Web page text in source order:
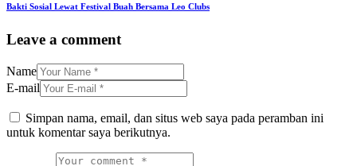
Bakti Sosial Lewat Festival Buah Bersama Leo Clubs
Leave a comment
Name
E-mail
Simpan nama, email, dan situs web saya pada peramban ini
untuk komentar saya berikutnya.